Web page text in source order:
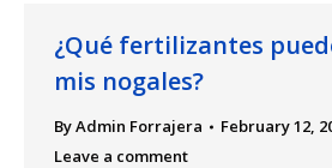
¿Qué fertilizantes
mis nogales?
ByAdmin Forrajera
February 12,
Leave a comment